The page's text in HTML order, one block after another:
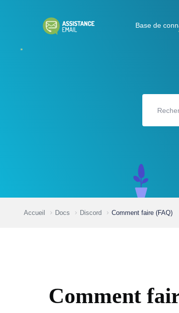
Base de
Accueil Docs Discord Comment faire (FAQ)
Comment